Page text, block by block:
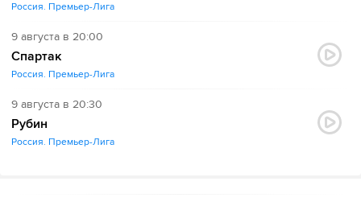
Россия. Премьер-Лига
9 августа в 20:00
Спартак
Россия. Премьер-Лига
9 августа в 20:30
Рубин
Россия. Премьер-Лига